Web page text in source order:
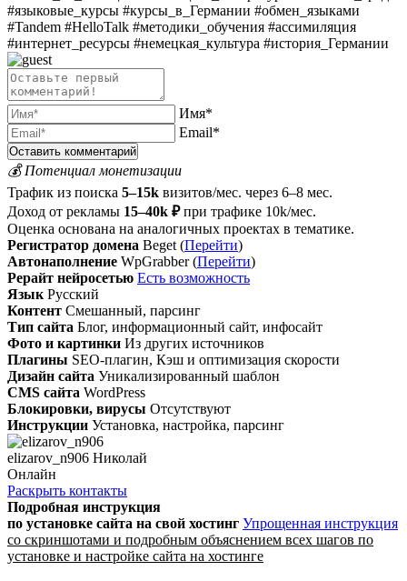
#языковые_курсы #курсы_в_Германии #обмен_языками
#Tandem #HelloTalk #методики_обучения #ассимиляция
#интернет_ресурсы #немецкая_культура #история_Германии
Имя*
Email*
💰 Потенциал монетизации
Трафик из поиска 5–15k визитов/мес. через 6–8 мес.
Доход от рекламы 15–40k ₽ при трафике 10k/мес.
Оценка основана на аналогичных проектах в тематике.
Регистратор домена Beget (Перейти)
Автонаполнение WpGrabber (Перейти)
Рерайт нейросетью Есть возможность
Язык Русский
Контент Смешанный, парсинг
Тип сайта Блог, информационный сайт, инфосайт
Фото и картинки Из других источников
Плагины SEO-плагин, Кэш и оптимизация скорости
Дизайн сайта Уникализированный шаблон
CMS сайта WordPress
Блокировки, вирусы Отсутствуют
Инструкции Установка, настройка, парсинг
elizarov_n906 Николай
Онлайн
Раскрыть контакты
Подробная инструкция
по установке сайта на свой хостинг Упрощенная инструкция
со скриншотами и подробным объяснением всех шагов по
установке и настройке сайта на хостинге